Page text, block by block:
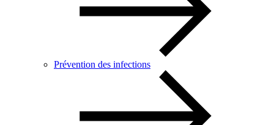
Prévention des infections